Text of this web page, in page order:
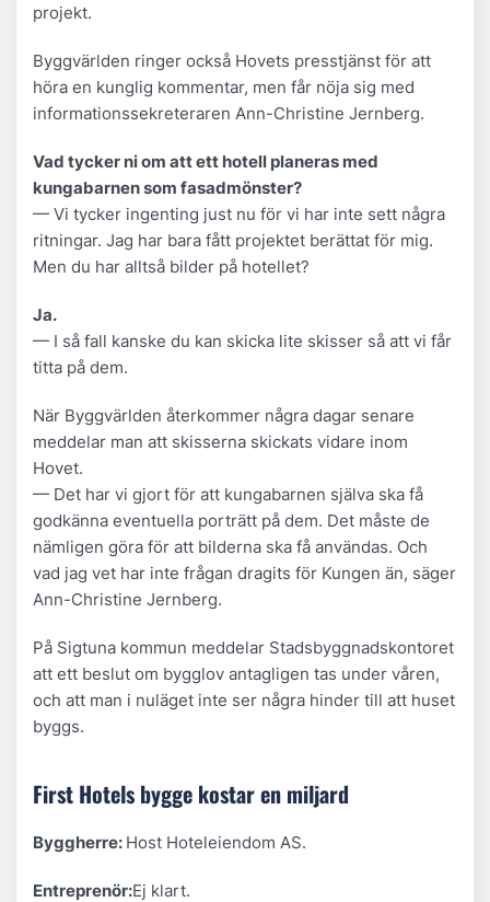
projekt.
Byggvärlden ringer också Hovets presstjänst för att
höra en kunglig kommentar, men får nöja sig med
informationssekreteraren Ann-Christine Jernberg.
Vad tycker ni om att ett hotell planeras med
kungabarnen som fasadmönster?
— Vi tycker ingenting just nu för vi har inte sett några
ritningar. Jag har bara fått projektet berättat för mig.
Men du har alltså bilder på hotellet?
Ja.
— I så fall kanske du kan skicka lite skisser så att vi får
titta på dem.
När Byggvärlden återkommer några dagar senare
meddelar man att skisserna skickats vidare inom
Hovet.
— Det har vi gjort för att kungabarnen själva ska få
godkänna eventuella porträtt på dem. Det måste de
nämligen göra för att bilderna ska få användas. Och
vad jag vet har inte frågan dragits för Kungen än, säger
Ann-Christine Jernberg.
På Sigtuna kommun meddelar Stadsbyggnadskontoret
att ett beslut om bygglov antagligen tas under våren,
och att man i nuläget inte ser några hinder till att huset
byggs.
First Hotels bygge kostar en miljard
Byggherre: Host Hoteleiendom AS.
Entreprenör:Ej klart.